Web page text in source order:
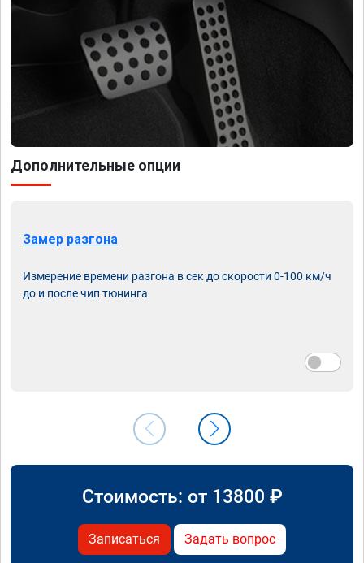
Дополнительные опции
Замер разгона
Измерение времени разгона в сек до скорости 0-100 км/ч
до и после чип тюнинга
Стоимость: от 13800 ₽
Записаться Задать вопрос